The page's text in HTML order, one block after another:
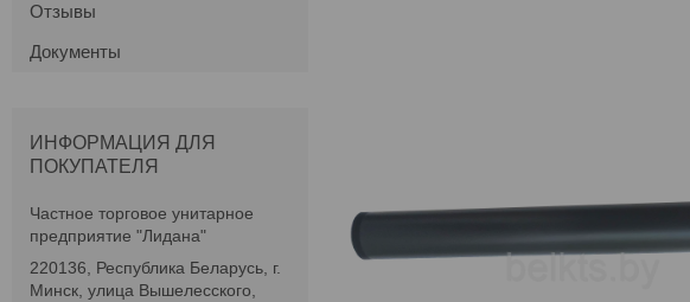
Отзывы
Документы
ИНФОРМАЦИЯ ДЛЯ
ПОКУПАТЕЛЯ
Частное торговое унитарное
предприятие "Лидана"
220136, Республика Беларусь, г.
Минск, улица Вышелесского,